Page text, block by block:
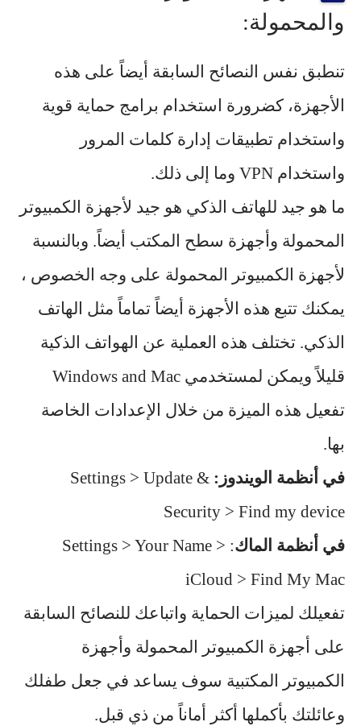
والمحمولة:
تنطبق نفس النصائح السابقة أيضاً على هذه
الأجهزة، كضرورة استخدام برامج حماية قوية
واستخدام تطبيقات إدارة كلمات المرور
واستخدام VPN وما إلى ذلك.
ما هو جيد للهاتف الذكي هو جيد لأجهزة الكمبيوتر
المحمولة وأجهزة سطح المكتب أيضاً. وبالنسبة
لأجهزة الكمبيوتر المحمولة على وجه الخصوص ،
يمكنك تتبع هذه الأجهزة أيضاً تماماً مثل الهاتف
الذكي. تختلف هذه العملية عن الهواتف الذكية
قليلاً ويمكن لمستخدمي Windows and Mac
تفعيل هذه الميزة من خلال الإعدادات الخاصة
بها.
في أنظمة الويندوز: Settings > Update &
Security > Find my device
في أنظمة الماك : Settings > Your Name >
iCloud > Find My Mac
تفعيلك لميزات الحماية واتباعك للنصائح السابقة
على أجهزة الكمبيوتر المحمولة وأجهزة
الكمبيوتر المكتبية سوف يساعد في جعل طفلك
وعائلتك بأكملها أكثر أماناً من ذي قبل.